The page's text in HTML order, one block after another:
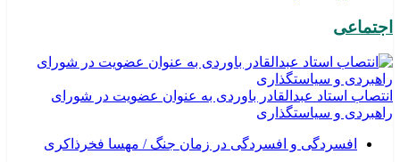
اجتماعی
انتصاب استاد عبدالقادر باوردی به عنوان عضویت در شورای
راهبردی و سیاستگذاری
افسردگی و افسردگی در زمان جنگ / مهسا فخرذاکری